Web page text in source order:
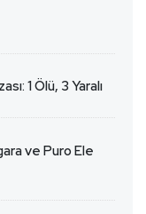
1 Ölü, 3 Yaralı
ve Puro Ele